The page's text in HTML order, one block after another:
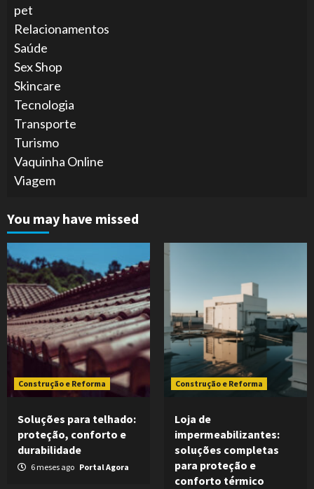
pet
Relacionamentos
Saúde
Sex Shop
Skincare
Tecnologia
Transporte
Turismo
Vaquinha Online
Viagem
You may have missed
Construção e Reforma
Soluções para telhado:
proteção, conforto e
durabilidade
6 meses ago Portal Agora
Construção e Reforma
Loja de
impermeabilizantes:
soluções completas
para proteção e
conforto térmico